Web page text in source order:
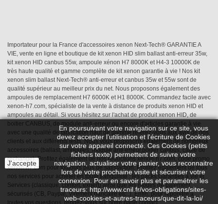
J'accepte
En poursuivant votre navigation sur ce site, vous
devez accepter l’utilisation et l'écriture de Cookies
sur votre appareil connecté. Ces Cookies (petits
fichiers texte) permettent de suivre votre
navigation, actualiser votre panier, vous reconnaitre
lors de votre prochaine visite et sécuriser votre
connexion. Pour en savoir plus et paramétrer les
traceurs: http://www.cnil.fr/vos-obligations/sites-
web-cookies-et-autres-traceurs/que-dit-la-loi/
Importateur pour la France d'accessoires xenon Next-Tech® GARANTIE A
VIE, vente en ligne et boutique de kit xenon HID slim ballast anti-erreur 35w,
kit xenon HID canbus 55w, ampoule xénon H7 8000K et H4-3 10000K de
très haute qualité et gamme complète de kit xenon garantie à vie ! Nos kit
xenon slim ballast Next-Tech® anti-erreur et canbus 35w et 55w sont de
qualité supérieur au meilleur prix du net. Nous proposons également des
ampoules de remplacement H7 6000K et H1 8000K. Commandez facile avec
xenon-h7.com, spécialiste de la vente à distance de produits xenon HID et
ampoules au détail. Si vous hésitez sur l'achat de produit xenon HID, de
boitier CANBUS, de module anti-erreur ou encore d'articles garantie à vie
avec une qualité de fabrication haut de gamme référez-vous aux avis de nos
clients et aux différents tests. Nous vous proposons également de nombreux
accessoires (ballast, ampoules, module anti-erreur,boitier canbus, câble de
rechange). Profitez également de nos réductions xenon-h7.com, code promo
xenon-h7.com pour toujours plus de satisfaction. Profitez également de tous
nos services pour acheter en toute tranquillité : les packs Garanties à vie et
Services (classique, confort, expert) ainsi que les modes de paiement
sécurisés (CB, Paypal, Virement bancaire etc..). Enfin, pour répondre à